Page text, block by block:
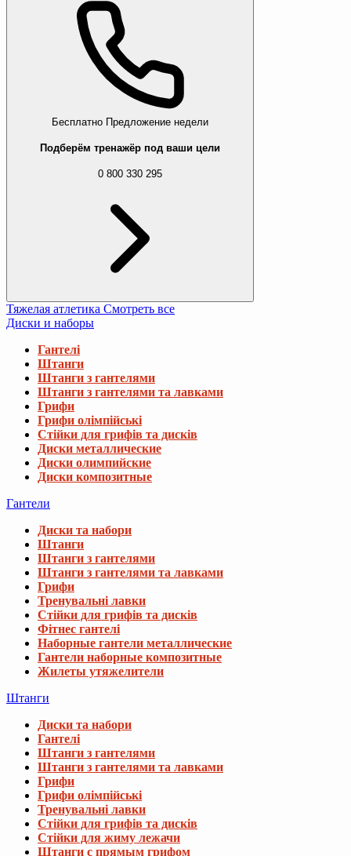
Бесплатно Предложение недели
Подберём тренажёр под ваши цели
0 800 330 295
Тяжелая атлетика Смотреть все
Диски и наборы
Гантелі
Штанги
Штанги з гантелями
Штанги з гантелями та лавками
Грифи
Грифи олімпійські
Стійки для грифів та дисків
Диски металлические
Диски олимпийские
Диски композитные
Гантели
Диски та набори
Штанги
Штанги з гантелями
Штанги з гантелями та лавками
Грифи
Тренувальні лавки
Стійки для грифів та дисків
Фітнес гантелі
Наборные гантели металлические
Гантели наборные композитные
Жилеты утяжелители
Штанги
Диски та набори
Гантелі
Штанги з гантелями
Штанги з гантелями та лавками
Грифи
Грифи олімпійські
Тренувальні лавки
Стійки для грифів та дисків
Стійки для жиму лежачи
Штанги с прямым грифом